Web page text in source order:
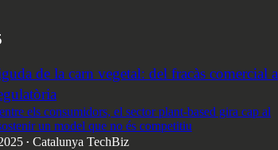
de la carn vegetal: del fracàs comercial a
els consumidors, el sector plant-based gira cap al
un model que no és competitiu
• Catalunya TechBiz